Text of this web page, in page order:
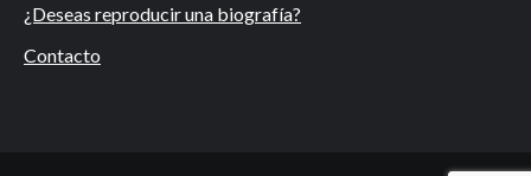
¿Deseas reproducir una biografía?
Contacto